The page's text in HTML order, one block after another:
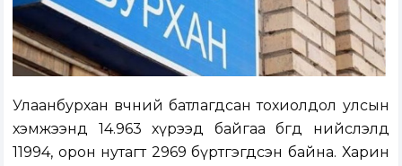
Улаанбурхан өвчний батлагдсан тохиолдол улсын
хэмжээнд 14.963 хүрээд байгаа бөгөөд нийслэлд
11994, орон нутагт 2969 бүртгэгдсэн байна. Харин